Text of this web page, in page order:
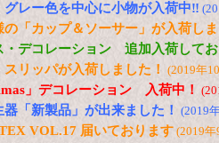
グレー色を中心に小物が入荷中‼
の「カップ＆ソーサー」が入荷し
・デコレーション 追加入荷して
リッパが入荷しました！ (2019年
」デコレーション 入荷中！
器「新製品」が出来ました！ (2019
VOL.17 届いております (2019